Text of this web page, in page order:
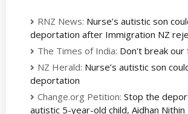
RNZ News: Nurse’s autistic son
deportation after Immigration NZ
The Times of India: Don't break our
NZ Herald: Nurse’s autistic son
deportation
Change.org Petition: Stop the
autistic 5-year-old child, Aidhan Nithin